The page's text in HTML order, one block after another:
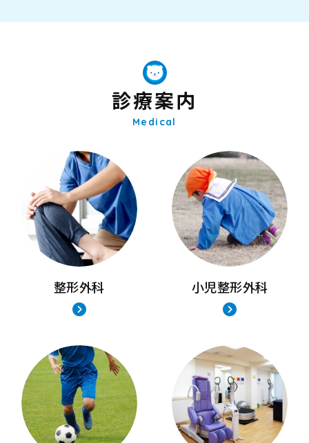
努め、これまで以上に質の高い医療の提
において新設された制度です。患者様にも
一部ご負担いただくこととなりますが、
ご理解を賜りますよう、宜しくお願い申
自由診療のリハビリテーション
当クリニックは自由診療のリハビリテー
ションも対応しております。
受付でお申込みください。
詳細はこちら
インフルエンザ予防接種の開始時
帯状疱疹にご注意ください
診療案内
Medical
整形外科 小児整形外科